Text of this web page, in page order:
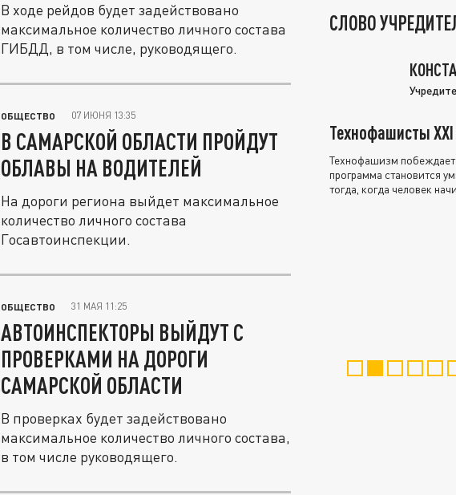
В ходе рейдов будет задействовано
максимальное количество личного состава
ГИБДД, в том числе, руководящего.
ОБЩЕСТВО 07 ИЮНЯ 13:35
В САМАРСКОЙ ОБЛАСТИ ПРОЙДУТ
ОБЛАВЫ НА ВОДИТЕЛЕЙ
На дороги региона выйдет максимальное
количество личного состава
Госавтоинспекции.
ОБЩЕСТВО 31 МАЯ 11:25
АВТОИНСПЕКТОРЫ ВЫЙДУТ С
ПРОВЕРКАМИ НА ДОРОГИ
САМАРСКОЙ ОБЛАСТИ
В проверках будет задействовано
максимальное количество личного состава,
в том числе руководящего.
СЛОВО
Технофашисты XXI
Технофашизм побеждает
программа становится
тогда, когда человек